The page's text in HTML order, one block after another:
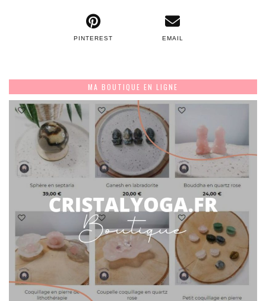
PINTEREST EMAIL
MA BOUTIQUE EN LIGNE